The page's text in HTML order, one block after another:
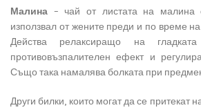
Малина – чай от листата на
използвал от жените преди и по време
Действа релаксиращо на
противовъзпалителен ефект и
Също така намалява болката при
Други билки, които могат да се притекат